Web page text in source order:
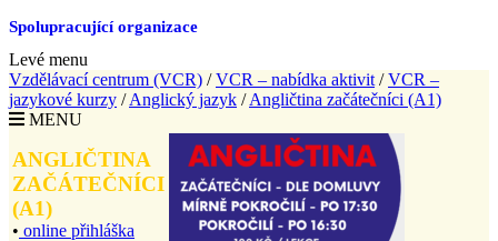
Spolupracující organizace
Levé menu
Vzdělávací centrum (VCR) /VCR – nabídka aktivit /VCR –
jazykové kurzy /Anglický jazyk /Angličtina začátečníci (A1)
MENU
ANGLIČTINA
ZAČÁTEČNÍCI
(A1)
• online přihláška